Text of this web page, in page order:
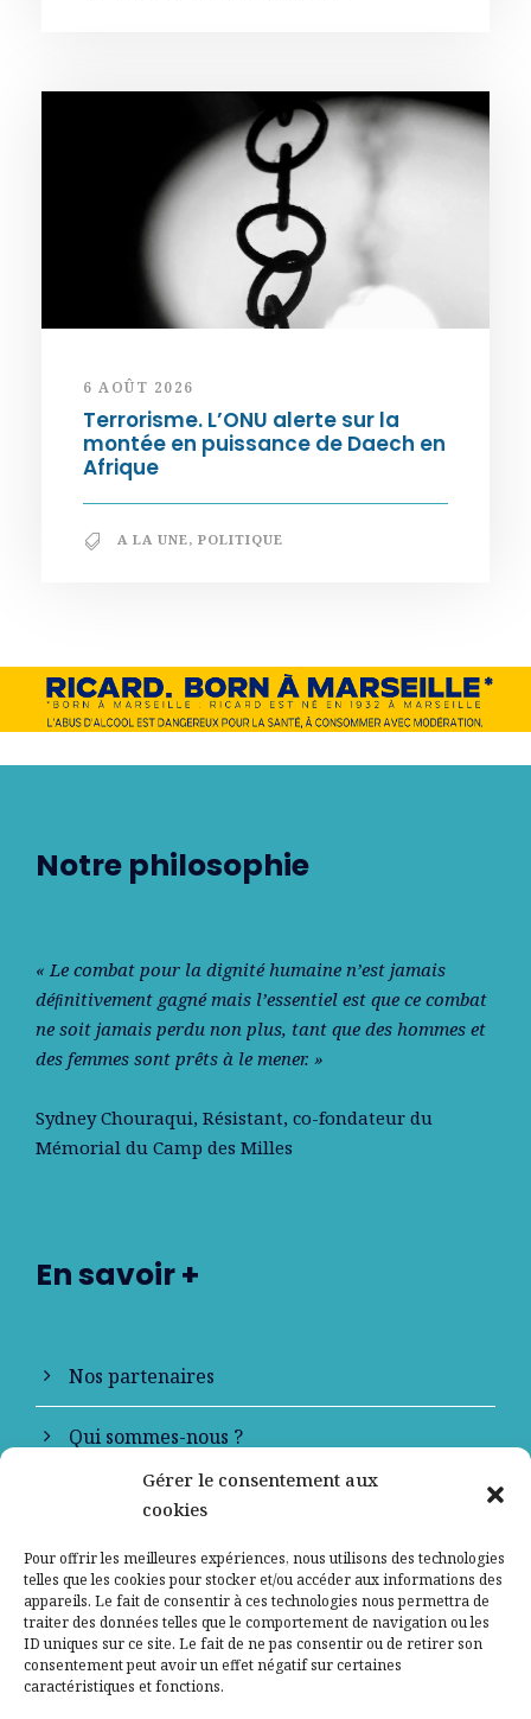
Gérer le consentement aux
cookies
Pour offrir les meilleures expériences, nous utilisons des technologies
telles que les cookies pour stocker et/ou accéder aux informations des
appareils. Le fait de consentir à ces technologies nous permettra de
traiter des données telles que le comportement de navigation ou les
ID uniques sur ce site. Le fait de ne pas consentir ou de retirer son
consentement peut avoir un effet négatif sur certaines
caractéristiques et fonctions.
6 AOÛT 2026
Terrorisme. L’ONU alerte sur la
montée en puissance de Daech en
Afrique
A LA UNE, POLITIQUE
Notre philosophie
« Le combat pour la dignité humaine n’est jamais
déﬁnitivement gagné mais l’essentiel est que ce combat
ne soit jamais perdu non plus, tant que des hommes et
des femmes sont prêts à le mener. »
Sydney Chouraqui, Résistant, co-fondateur du
Mémorial du Camp des Milles
En savoir +
Nos partenaires
Qui sommes-nous ?
Contactez-nous
Mentions légales
Politique de confidentialité